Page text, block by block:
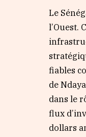
Le
l’Ouest.
fiables
de
dans le
flux
dollars